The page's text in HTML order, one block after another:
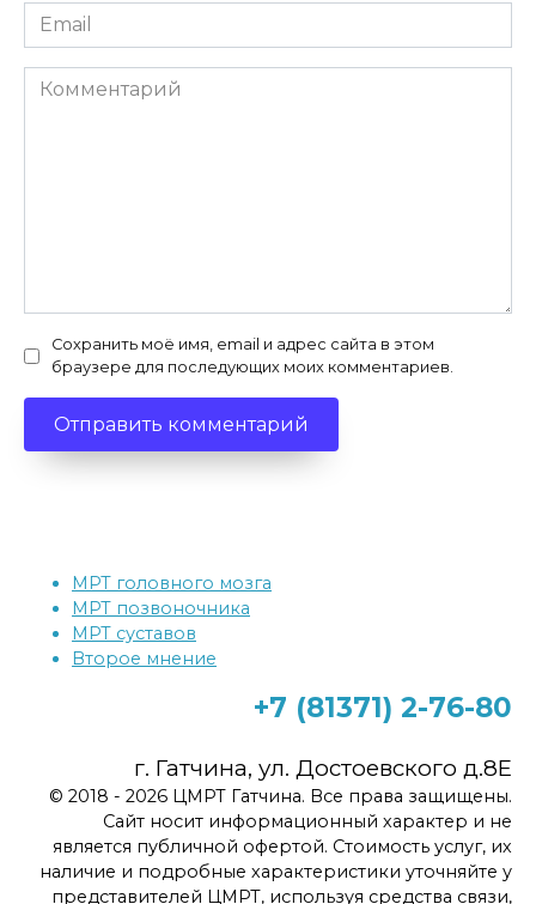
Email
*
Комментарий
Сохранить моё имя, email и адрес сайта в этом
браузере для последующих моих комментариев.
МРТ головного мозга
МРТ позвоночника
МРТ суставов
Второе мнение
+7 (81371) 2-76-80
г. Гатчина, ул. Достоевского д.8Е
© 2018 - 2026 ЦМРТ Гатчина. Все права защищены.
Сайт носит информационный характер и не
является публичной офертой. Стоимость услуг, их
наличие и подробные характеристики уточняйте у
представителей ЦМРТ, используя средства связи,